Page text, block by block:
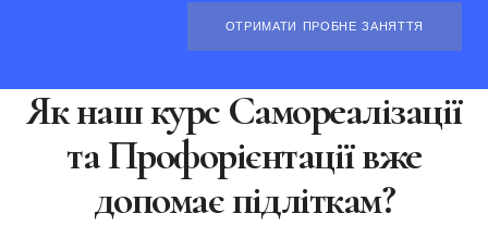
ОТРИМАТИ ПРОБНЕ ЗАНЯТТЯ
Як наш курс Самореалізації
та Профорієнтації вже
допомає підліткам?